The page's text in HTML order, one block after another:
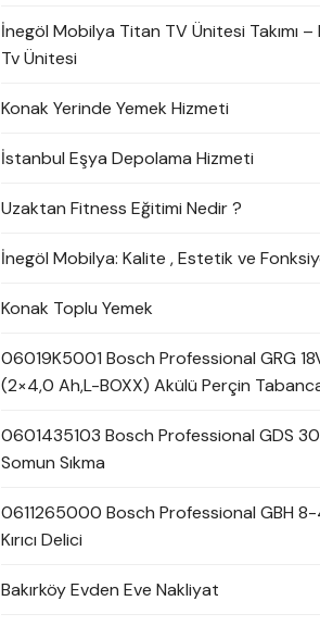
İnegöl Mobilya Titan TV Ünitesi Takımı
Tv Ünitesi
Konak Yerinde Yemek Hizmeti
İstanbul Eşya Depolama Hizmeti
Uzaktan Fitness Eğitimi Nedir ?
İnegöl Mobilya: Kalite , Estetik ve
Konak Toplu Yemek
06019K5001 Bosch Professional GRG
(2×4,0 Ah,L-BOXX) Akülü Perçin
0601435103 Bosch Professional GDS
Somun Sıkma
0611265000 Bosch Professional GBH
Kırıcı Delici
Bakırköy Evden Eve Nakliyat